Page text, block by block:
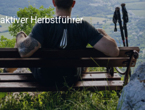
Herbstführer